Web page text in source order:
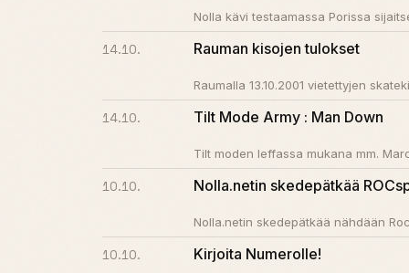
Nolla kävi testaamassa Porissa
14.10. Rauman kisojen tulokset
Raumalla 13.10.2001 vietettyjen
14.10. Tilt Mode Army : Man Down
Tilt moden leffassa mukana mm.
10.10. Nolla.netin skedepätkää
Nolla.netin skedepätkää nähdään
10.10. Kirjoita Numerolle!